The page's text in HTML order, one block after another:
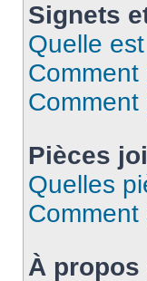
Signets
Quelle
Comment
Pièces
Quelles
À propos